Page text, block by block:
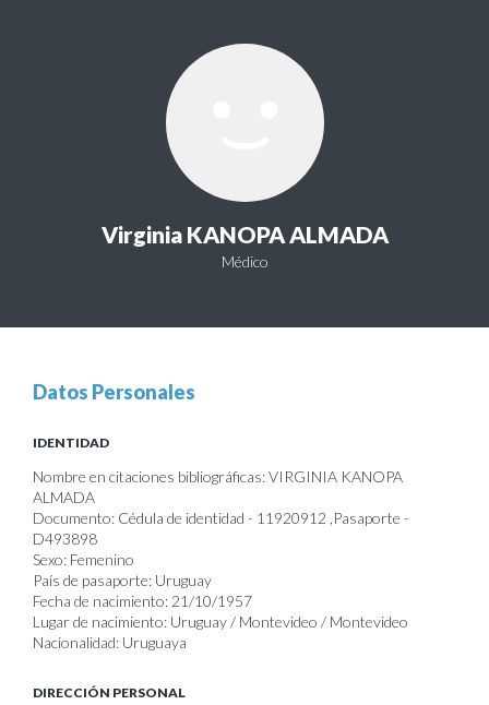
Virginia KANOPA ALMADA
Médico
Datos Personales
IDENTIDAD
Nombre en citaciones bibliográficas: VIRGINIA KANOPA
ALMADA
Documento: Cédula de identidad - 11920912 ,Pasaporte -
D493898
Sexo: Femenino
País de pasaporte: Uruguay
Fecha de nacimiento: 21/10/1957
Lugar de nacimiento: Uruguay / Montevideo / Montevideo
Nacionalidad: Uruguaya
DIRECCIÓN PERSONAL